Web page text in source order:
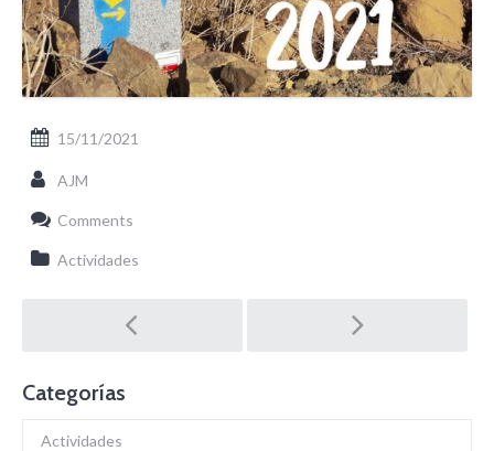
15/11/2021
AJM
Comments
Actividades
Post
navigation
Categorías
Actividades